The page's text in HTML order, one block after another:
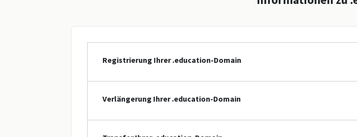
Registrierung Ihrer .education-Domain
Verlängerung Ihrer .education-Domain